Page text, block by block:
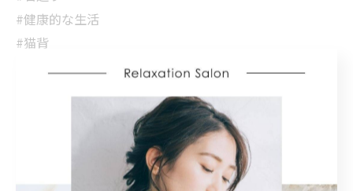
#健康的な生活
#猫背
広島市で姿勢改善に取り組む